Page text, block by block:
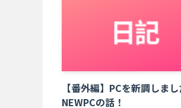
【番外編】PCを新調しまし
NEWPCの話！